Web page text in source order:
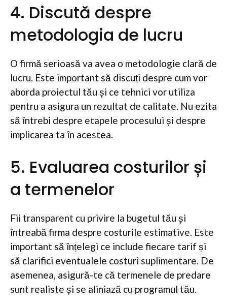
4. Discută despre
metodologia de lucru
O firmă serioasă va avea o metodologie clară de
lucru. Este important să discuți despre cum vor
aborda proiectul tău și ce tehnici vor utiliza
pentru a asigura un rezultat de calitate. Nu ezita
să întrebi despre etapele procesului și despre
implicarea ta în acestea.
5. Evaluarea costurilor și
a termenelor
Fii transparent cu privire la bugetul tău și
întreabă firma despre costurile estimative. Este
important să înțelegi ce include fiecare tarif și
să clarifici eventualele costuri suplimentare. De
asemenea, asigură-te că termenele de predare
sunt realiste și se aliniază cu programul tău.